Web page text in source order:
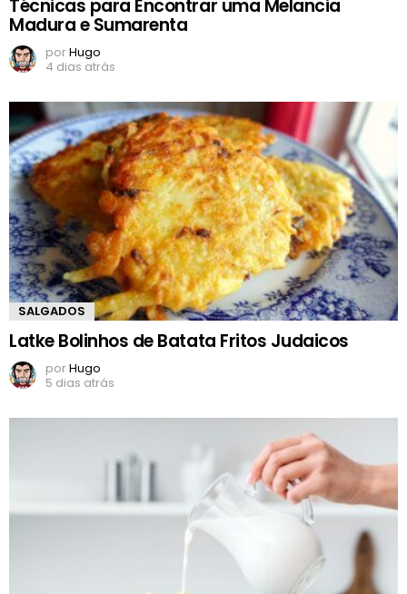
Técnicas para Encontrar uma Melancia
Madura e Sumarenta
porHugo
4 dias atrás
SALGADOS
Latke Bolinhos de Batata Fritos Judaicos
porHugo
5 dias atrás